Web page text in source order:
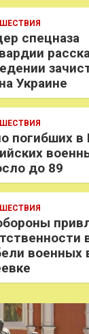
спецназа
Украине
погибших в
до 89
военных